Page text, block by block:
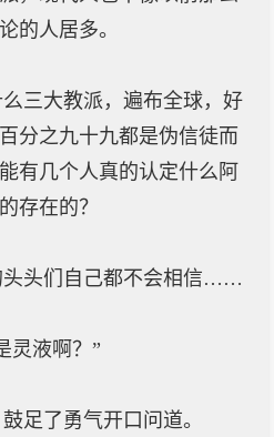
的人居多。
大教派，遍布全球，好
分之九十九都是伪信徒而
有几个人真的认定什么阿
存在的？
头们自己都不会相信……
液啊？”
了勇气开口问道。